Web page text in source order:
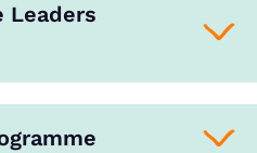
Leaders